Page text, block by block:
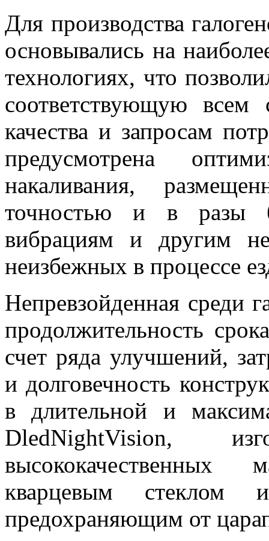
Для производства
основывались на
технологиях, что
соответствующую всем
качества и запросам
предусмотрена
накаливания,
точностью и в разы
вибрациям и другим
неизбежных в процессе
Непревзойденная среди
продолжительность
счет ряда улучшений,
и долговечность
в длительной и
DledNightVision,
кварцевым стеклом
предохраняющим от